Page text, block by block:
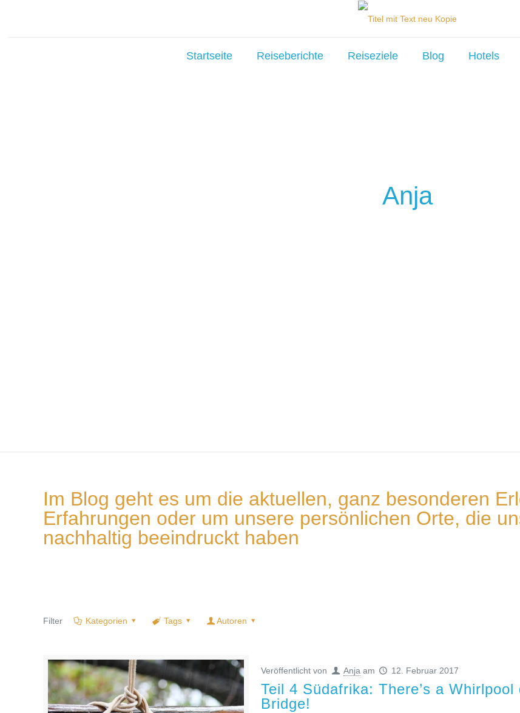
Startseite Reiseberichte Reiseziele Blog Hotels
Anja
Im Blog geht es um die aktuellen, ganz besonderen
Erfahrungen oder um unsere persönlichen Orte, die
nachhaltig beeindruckt haben
Filter Kategorien Tags Autoren
Veröffentlicht von Anja am 12. Februar 2017
Teil 4 Südafrika: There’s a Whirlpool
Bridge!